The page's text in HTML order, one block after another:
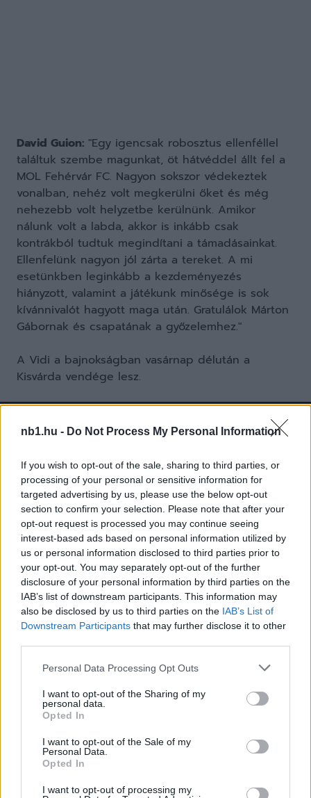
nb1.hu - Do Not Process My Personal Information
If you wish to opt-out of the sale, sharing to third parties, or
processing of your personal or sensitive information for
targeted advertising by us, please use the below opt-out
section to confirm your selection. Please note that after your
opt-out request is processed you may continue seeing
interest-based ads based on personal information utilized by
us or personal information disclosed to third parties prior to
your opt-out. You may separately opt-out of the further
disclosure of your personal information by third parties on the
IAB’s list of downstream participants. This information may
also be disclosed by us to third parties on the IAB’s List of
Downstream Participants that may further disclose it to other
Please note that this website/app uses one or more Google
not limited to your visit or usage behaviour. You may click to
grant or deny consent to Google and its third-party tags to
use your data for below specified purposes in below Google
consent section.
Personal Data Processing Opt Outs
I want to opt-out of the Sharing of my
personal data.
Opted In
I want to opt-out of the Sale of my
Personal Data.
Opted In
I want to opt-out of processing my
David Guion: "Egy igencsak robosztus ellenféllel
találtuk szembe magunkat, öt hátvéddel állt fel a
MOL Fehérvár FC. Nagyon sokszor védekeztek
vonalban, nehéz volt megkerülni őket és még
nehezebb volt helyzetbe kerülnünk. Amikor
nálunk volt a labda, akkor is inkább csak
kontrákból tudtuk megindítani a támadásainkat.
Ellenfelünk nagyon jól zárta a tereket. A mi
esetünkben leginkább a kezdeményezés
hiányzott, valamint a játékunk minősége is sok
kívánnivalót hagyott maga után. Gratulálok Márton
Gábornak és csapatának a győzelemhez."
A Vidi a bajnokságban vasárnap délután a
Kisvárda vendége lesz.
Pause Unmute
Picture-
Megosztás:
KAPCSOLÓDÓ HÍREK